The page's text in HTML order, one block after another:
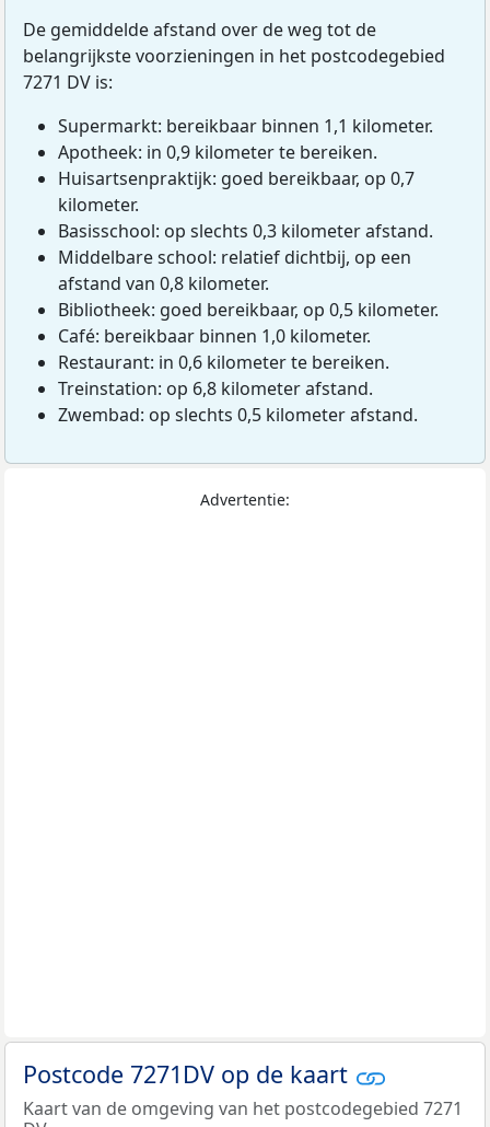
De gemiddelde afstand over de weg tot de
belangrijkste voorzieningen in het postcodegebied
7271 DV is:
Supermarkt: bereikbaar binnen 1,1 kilometer.
Apotheek: in 0,9 kilometer te bereiken.
Huisartsenpraktijk: goed bereikbaar, op 0,7
kilometer.
Basisschool: op slechts 0,3 kilometer afstand.
Middelbare school: relatief dichtbij, op een
afstand van 0,8 kilometer.
Bibliotheek: goed bereikbaar, op 0,5 kilometer.
Café: bereikbaar binnen 1,0 kilometer.
Restaurant: in 0,6 kilometer te bereiken.
Treinstation: op 6,8 kilometer afstand.
Zwembad: op slechts 0,5 kilometer afstand.
Advertentie:
Postcode 7271DV op de kaart
Kaart van de omgeving van het postcodegebied 7271